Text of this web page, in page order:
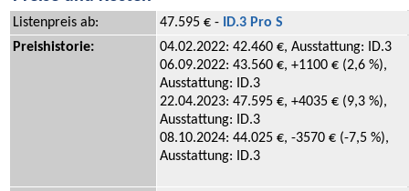
Listenpreis ab: 47.595 € - ID.3 Pro S
Preishistorie:
04.02.2022: 42.460 €, Ausstattung: ID.3
06.09.2022: 43.560 €, +1100 € (2,6 %),
Ausstattung: ID.3
22.04.2023: 47.595 €, +4035 € (9,3 %),
Ausstattung: ID.3
08.10.2024: 44.025 €, -3570 € (-7,5 %),
Ausstattung: ID.3